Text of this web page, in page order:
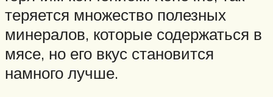
теряется множество полезных
минералов, которые содержаться в
мясе, но его вкус становится
намного лучше.